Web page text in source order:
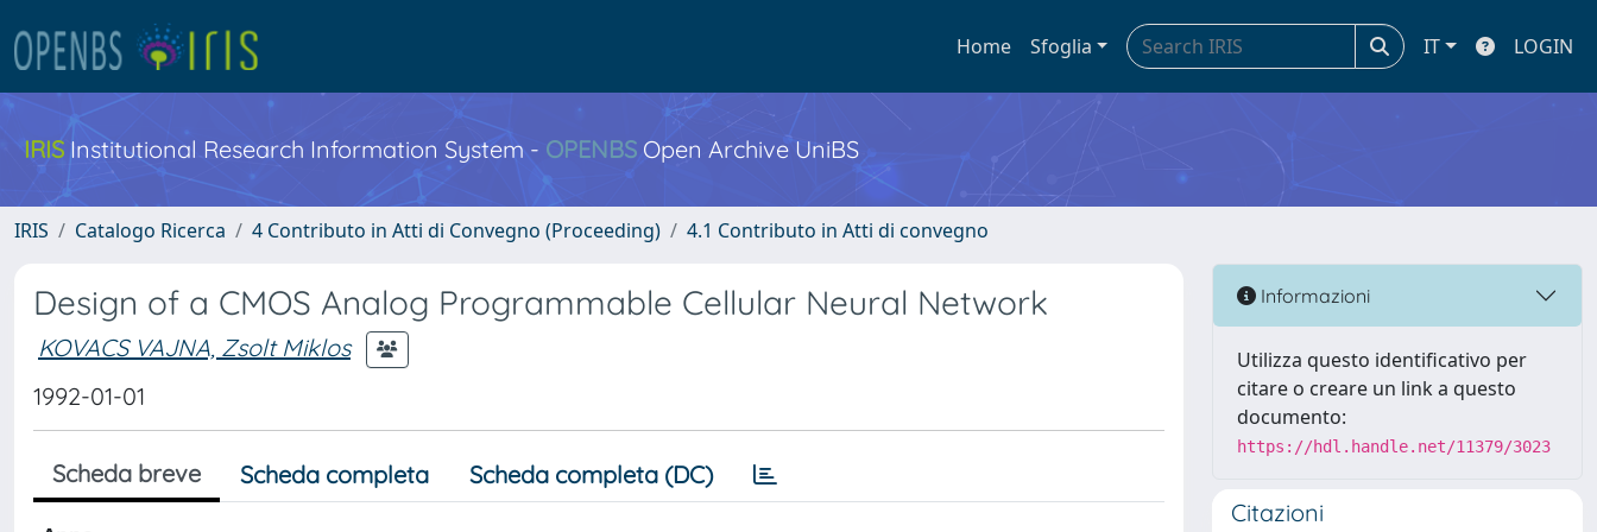
Home Sfoglia IT LOGIN
IRIS Institutional Research Information System - OPENBS Open Archive UniBS
IRIS Catalogo Ricerca 4 Contributo in Atti di Convegno (Proceeding) 4.1 Contributo in Atti di convegno
Design of a CMOS Analog Programmable Cellular Neural Network
KOVACS VAJNA, Zsolt Miklos
1992-01-01
Scheda breve Scheda completa Scheda completa (DC)
Informazioni
Utilizza questo identificativo per
citare o creare un link a questo
documento:
https://hdl.handle.net/11379/3023
Citazioni